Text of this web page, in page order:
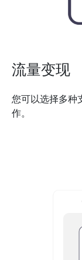
流量变现
您可以选择多种
作。